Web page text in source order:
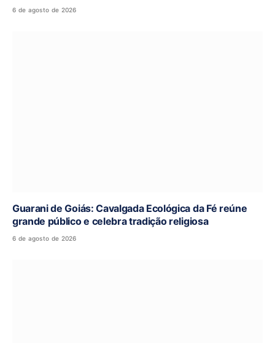
6 de agosto de 2026
Guarani de Goiás: Cavalgada Ecológica da Fé reúne
grande público e celebra tradição religiosa
6 de agosto de 2026